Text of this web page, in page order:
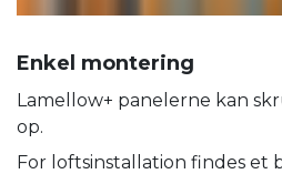
Enkel montering
Lamellow+ panelerne kan
op.
For loftsinstallation findes et